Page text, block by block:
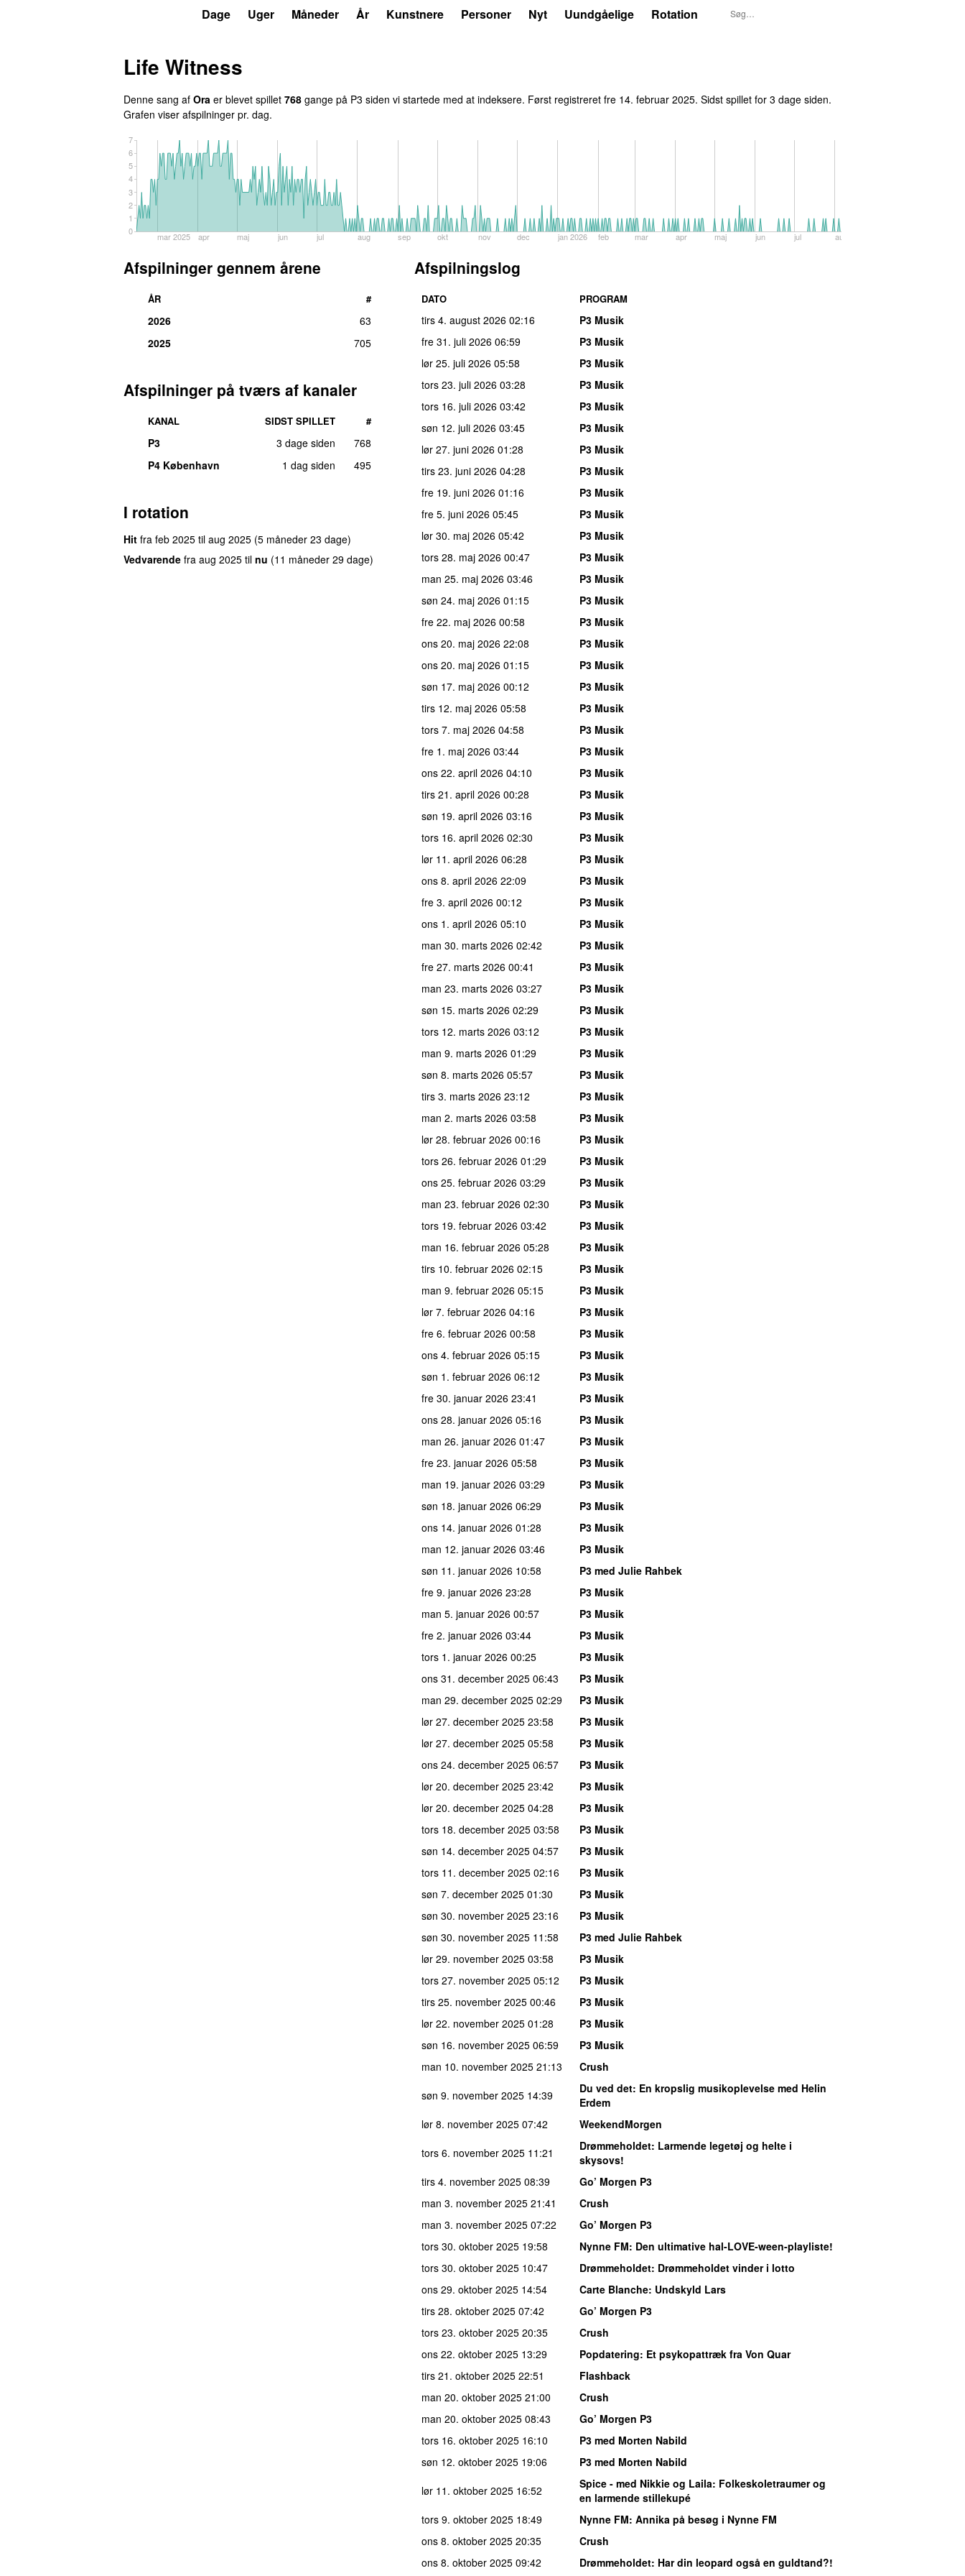
Dage Uger Måneder År Kunstnere Personer Nyt Uundgåelige Rotation
Life Witness
Denne sang af Ora er blevet spillet 768 gange på P3 siden vi startede med at indeksere. Først registreret fre 14. februar 2025. Sidst spillet for 3 dage siden.
Grafen viser afspilninger pr. dag.
mar 2025 apr maj jun jul aug sep okt nov dec jan 2026 feb mar apr maj jun jul aug
0
1
2
3
4
5
6
7
Afspilninger gennem årene
ÅR #
2026
63
2025
705
Afspilninger på tværs af kanaler
KANAL SIDST SPILLET #
P3 3 dage siden
768
P4 København
1 dag siden 495
I rotation
Hit fra feb 2025 til aug 2025 (5 måneder 23 dage)
Vedvarende fra aug 2025 til nu (11 måneder 29 dage)
Afspilningslog
DATO PROGRAM
tirs 4. august 2026 02:16
P3 Musik
fre 31. juli 2026 06:59
P3 Musik
lør 25. juli 2026 05:58
P3 Musik
tors 23. juli 2026 03:28
P3 Musik
tors 16. juli 2026 03:42
P3 Musik
søn 12. juli 2026 03:45
P3 Musik
lør 27. juni 2026 01:28
P3 Musik
tirs 23. juni 2026 04:28
P3 Musik
fre 19. juni 2026 01:16
P3 Musik
fre 5. juni 2026 05:45
P3 Musik
lør 30. maj 2026 05:42
P3 Musik
tors 28. maj 2026 00:47
P3 Musik
man 25. maj 2026 03:46
P3 Musik
søn 24. maj 2026 01:15
P3 Musik
fre 22. maj 2026 00:58
P3 Musik
ons 20. maj 2026 22:08
P3 Musik
ons 20. maj 2026 01:15
P3 Musik
søn 17. maj 2026 00:12
P3 Musik
tirs 12. maj 2026 05:58
P3 Musik
tors 7. maj 2026 04:58
P3 Musik
fre 1. maj 2026 03:44
P3 Musik
ons 22. april 2026 04:10
P3 Musik
tirs 21. april 2026 00:28
P3 Musik
søn 19. april 2026 03:16
P3 Musik
tors 16. april 2026 02:30
P3 Musik
lør 11. april 2026 06:28
P3 Musik
ons 8. april 2026 22:09
P3 Musik
fre 3. april 2026 00:12
P3 Musik
ons 1. april 2026 05:10
P3 Musik
man 30. marts 2026 02:42
P3 Musik
fre 27. marts 2026 00:41
P3 Musik
man 23. marts 2026 03:27
P3 Musik
søn 15. marts 2026 02:29
P3 Musik
tors 12. marts 2026 03:12
P3 Musik
man 9. marts 2026 01:29
P3 Musik
søn 8. marts 2026 05:57
P3 Musik
tirs 3. marts 2026 23:12
P3 Musik
man 2. marts 2026 03:58
P3 Musik
lør 28. februar 2026 00:16
P3 Musik
tors 26. februar 2026 01:29
P3 Musik
ons 25. februar 2026 03:29
P3 Musik
man 23. februar 2026 02:30
P3 Musik
tors 19. februar 2026 03:42
P3 Musik
man 16. februar 2026 05:28
P3 Musik
tirs 10. februar 2026 02:15
P3 Musik
man 9. februar 2026 05:15
P3 Musik
lør 7. februar 2026 04:16
P3 Musik
fre 6. februar 2026 00:58
P3 Musik
ons 4. februar 2026 05:15
P3 Musik
søn 1. februar 2026 06:12
P3 Musik
fre 30. januar 2026 23:41
P3 Musik
ons 28. januar 2026 05:16
P3 Musik
man 26. januar 2026 01:47
P3 Musik
fre 23. januar 2026 05:58
P3 Musik
man 19. januar 2026 03:29
P3 Musik
søn 18. januar 2026 06:29
P3 Musik
ons 14. januar 2026 01:28
P3 Musik
man 12. januar 2026 03:46
P3 Musik
søn 11. januar 2026 10:58
P3 med Julie Rahbek
fre 9. januar 2026 23:28
P3 Musik
man 5. januar 2026 00:57
P3 Musik
fre 2. januar 2026 03:44
P3 Musik
tors 1. januar 2026 00:25
P3 Musik
ons 31. december 2025 06:43
P3 Musik
man 29. december 2025 02:29
P3 Musik
lør 27. december 2025 23:58
P3 Musik
lør 27. december 2025 05:58
P3 Musik
ons 24. december 2025 06:57
P3 Musik
lør 20. december 2025 23:42
P3 Musik
lør 20. december 2025 04:28
P3 Musik
tors 18. december 2025 03:58
P3 Musik
søn 14. december 2025 04:57
P3 Musik
tors 11. december 2025 02:16
P3 Musik
søn 7. december 2025 01:30
P3 Musik
søn 30. november 2025 23:16
P3 Musik
søn 30. november 2025 11:58
P3 med Julie Rahbek
lør 29. november 2025 03:58
P3 Musik
tors 27. november 2025 05:12
P3 Musik
tirs 25. november 2025 00:46
P3 Musik
lør 22. november 2025 01:28
P3 Musik
søn 16. november 2025 06:59
P3 Musik
man 10. november 2025 21:13
Crush
søn 9. november 2025 14:39 Du ved det: En kropslig musikoplevelse med Helin
Erdem
lør 8. november 2025 07:42
WeekendMorgen
tors 6. november 2025 11:21 Drømmeholdet: Larmende legetøj og helte i
skysovs!
tirs 4. november 2025 08:39
Go’ Morgen P3
man 3. november 2025 21:41
Crush
man 3. november 2025 07:22
Go’ Morgen P3
tors 30. oktober 2025 19:58 Nynne FM: Den ultimative hal-LOVE-ween-playliste!
tors 30. oktober 2025 10:47 Drømmeholdet: Drømmeholdet vinder i lotto
ons 29. oktober 2025 14:54 Carte Blanche: Undskyld Lars
tirs 28. oktober 2025 07:42
Go’ Morgen P3
tors 23. oktober 2025 20:35
Crush
ons 22. oktober 2025 13:29 Popdatering: Et psykopattræk fra Von Quar
tirs 21. oktober 2025 22:51
Flashback
man 20. oktober 2025 21:00
Crush
man 20. oktober 2025 08:43
Go’ Morgen P3
tors 16. oktober 2025 16:10
P3 med Morten Nabild
søn 12. oktober 2025 19:06
P3 med Morten Nabild
lør 11. oktober 2025 16:52 Spice - med Nikkie og Laila: Folkeskoletraumer og
en larmende stillekupé
tors 9. oktober 2025 18:49 Nynne FM: Annika på besøg i Nynne FM
ons 8. oktober 2025 20:35
Crush
ons 8. oktober 2025 09:42 Drømmeholdet: Har din leopard også en guldtand?!